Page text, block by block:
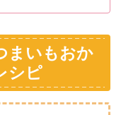
まいもおか
シピ